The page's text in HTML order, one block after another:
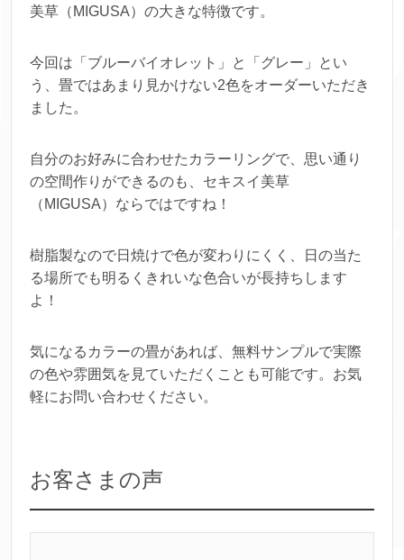
美草（MIGUSA）の大きな特徴です。
今回は「ブルーバイオレット」と「グレー」とい
う、畳ではあまり見かけない2色をオーダーいただき
ました。
自分のお好みに合わせたカラーリングで、思い通り
の空間作りができるのも、セキスイ美草
（MIGUSA）ならではですね！
樹脂製なので日焼けで色が変わりにくく、日の当た
る場所でも明るくきれいな色合いが長持ちします
よ！
気になるカラーの畳があれば、無料サンプルで実際
の色や雰囲気を見ていただくことも可能です。お気
軽にお問い合わせください。
お客さまの声